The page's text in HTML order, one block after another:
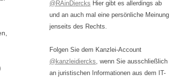
@RAinDiercks Hier gibt es allerdings ab
und an auch mal eine persönliche Meinung
jenseits des Rechts.
Folgen Sie dem Kanzlei-Account
@kanzleidiercks, wenn Sie ausschließlich
an juristischen Informationen aus dem IT-